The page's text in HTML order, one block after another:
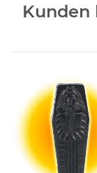
Kunden